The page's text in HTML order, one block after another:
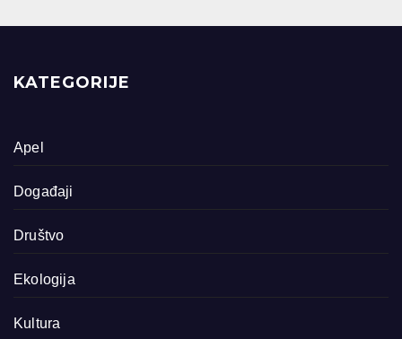
KATEGORIJE
Apel
Događaji
Društvo
Ekologija
Kultura